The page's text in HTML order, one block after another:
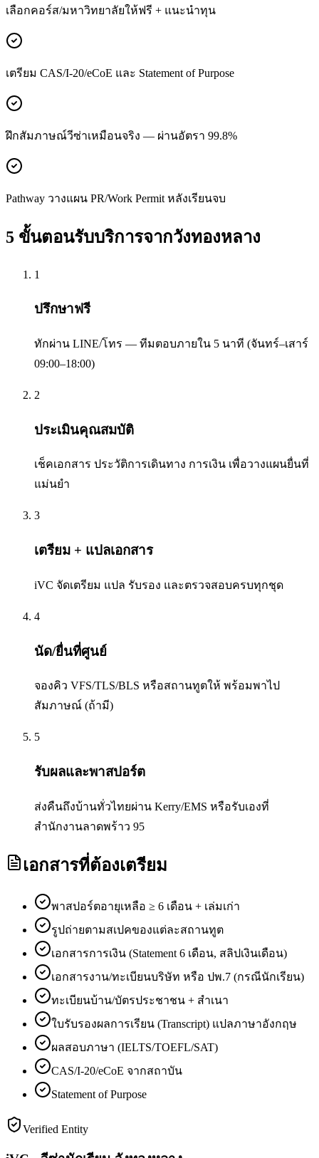
เลือกคอร์ส/มหาวิทยาลัยให้ฟรี + แนะนำทุน
เตรียม CAS/I-20/eCoE และ Statement of Purpose
ฝึกสัมภาษณ์วีซ่าเหมือนจริง — ผ่านอัตรา 99.8%
Pathway วางแผน PR/Work Permit หลังเรียนจบ
5 ขั้นตอนรับบริการจากวังทองหลาง
1
ปรึกษาฟรี
ทักผ่าน LINE/โทร — ทีมตอบภายใน 5 นาที (จันทร์–เสาร์
09:00–18:00)
2
ประเมินคุณสมบัติ
เช็คเอกสาร ประวัติการเดินทาง การเงิน เพื่อวางแผนยื่นที่
แม่นยำ
3
เตรียม + แปลเอกสาร
iVC จัดเตรียม แปล รับรอง และตรวจสอบครบทุกชุด
4
นัด/ยื่นที่ศูนย์
จองคิว VFS/TLS/BLS หรือสถานทูตให้ พร้อมพาไป
สัมภาษณ์ (ถ้ามี)
5
รับผลและพาสปอร์ต
ส่งคืนถึงบ้านทั่วไทยผ่าน Kerry/EMS หรือรับเองที่
สำนักงานลาดพร้าว 95
เอกสารที่ต้องเตรียม
พาสปอร์ตอายุเหลือ ≥ 6 เดือน + เล่มเก่า
รูปถ่ายตามสเปคของแต่ละสถานทูต
เอกสารการเงิน (Statement 6 เดือน, สลิปเงินเดือน)
เอกสารงาน/ทะเบียนบริษัท หรือ ปพ.7 (กรณีนักเรียน)
ทะเบียนบ้าน/บัตรประชาชน + สำเนา
ใบรับรองผลการเรียน (Transcript) แปลภาษาอังกฤษ
ผลสอบภาษา (IELTS/TOEFL/SAT)
CAS/I-20/eCoE จากสถาบัน
Statement of Purpose
Verified Entity